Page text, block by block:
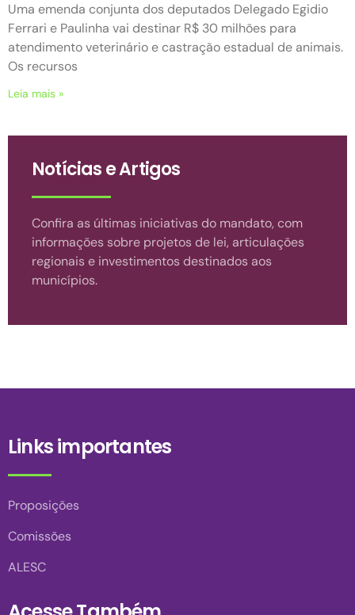
Notícias e Artigos
Confira as últimas iniciativas do mandato, com
informações sobre projetos de lei, articulações
regionais e investimentos destinados aos
municípios.
Uma emenda conjunta dos deputados Delegado Egidio
Ferrari e Paulinha vai destinar R$ 30 milhões para
atendimento veterinário e castração estadual de animais.
Os recursos
Leia mais »
Links importantes
Proposições
Comissões
ALESC